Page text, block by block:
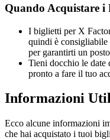
Quando Acquistare i
I biglietti per X
quindi è consigliabile
per garantirti un
Tieni docchio le date
pronto a fare il tuo
Informazioni
Ecco alcune informazioni
che hai acquistato i tuoi